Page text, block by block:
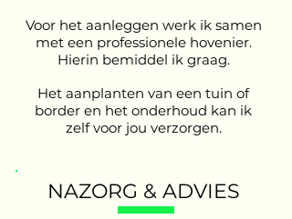
Voor het aanleggen werk ik samen
met een professionele hovenier.
Hierin bemiddel ik graag.
Het aanplanten van een tuin of
border en het onderhoud kan ik
zelf voor jou verzorgen.
NAZORG & ADVIES